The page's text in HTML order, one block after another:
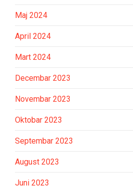
Maj 2024
April 2024
Mart 2024
Decembar 2023
Novembar 2023
Oktobar 2023
Septembar 2023
August 2023
Juni 2023